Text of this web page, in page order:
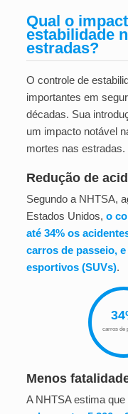
Qual o
estabilidade
estradas?
O controle de
importantes em
décadas. Sua
um impacto notável
mortes nas estradas.
Redução de
Segundo a NHTSA,
Estados Unidos, o
até 34% os
carros de passeio,
esportivos (SUVs).
carros de
Menos
A NHTSA estima que